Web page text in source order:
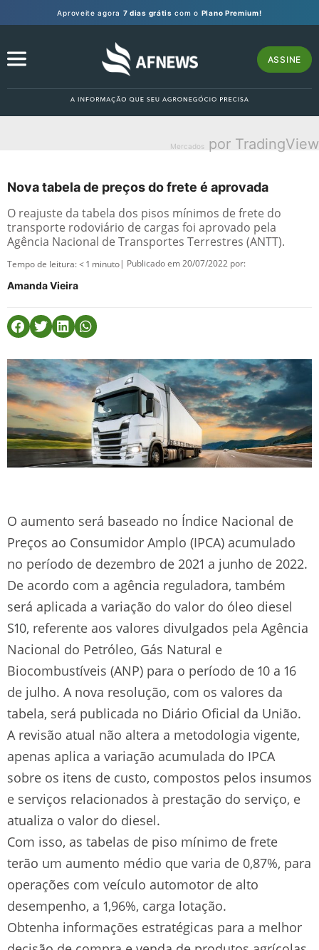
Aproveite agora 7 dias grátis com o Plano Premium!
ASSINE
Mercados por TradingView
Nova tabela de preços do frete é aprovada
O reajuste da tabela dos pisos mínimos de frete do
transporte rodoviário de cargas foi aprovado pela
Agência Nacional de Transportes Terrestres (ANTT).
Tempo de leitura:< 1 minuto| Publicado em 20/07/2022 por:
Amanda Vieira
O aumento será baseado no Índice Nacional de
Preços ao Consumidor Amplo (IPCA) acumulado
no período de dezembro de 2021 a junho de 2022.
De acordo com a agência reguladora, também
será aplicada a variação do valor do óleo diesel
S10, referente aos valores divulgados pela Agência
Nacional do Petróleo, Gás Natural e
Biocombustíveis (ANP) para o período de 10 a 16
de julho. A nova resolução, com os valores da
tabela, será publicada no Diário Oficial da União.
A revisão atual não altera a metodologia vigente,
apenas aplica a variação acumulada do IPCA
sobre os itens de custo, compostos pelos insumos
e serviços relacionados à prestação do serviço, e
atualiza o valor do diesel.
Com isso, as tabelas de piso mínimo de frete
terão um aumento médio que varia de 0,87%, para
operações com veículo automotor de alto
desempenho, a 1,96%, carga lotação.
Obtenha informações estratégicas para a melhor